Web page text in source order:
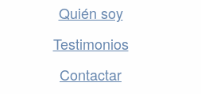
Quién soy
Testimonios
Contactar